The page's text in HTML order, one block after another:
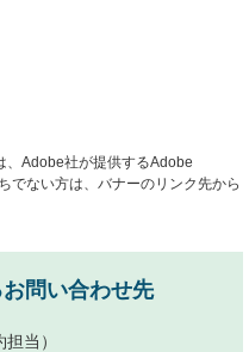
、Adobe社が提供するAdobe
でない方は、バナーのリンク先から
問い合わせ先
担当）